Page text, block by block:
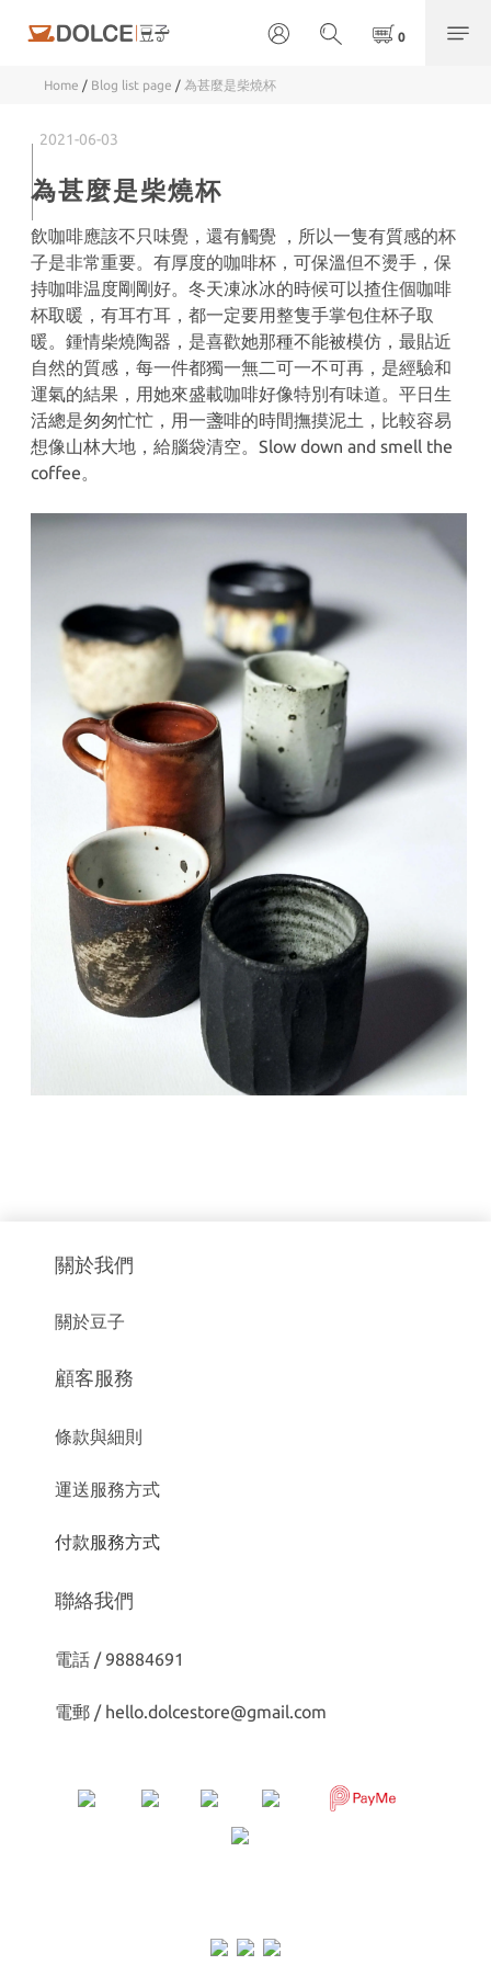
Home / Blog list page / 為甚麼是柴燒杯
2021-06-03
為甚麼是柴燒杯
飲咖啡應該不只味覺，還有觸覺 ，所以一隻有質感的杯
子是非常重要。有厚度的咖啡杯，可保溫但不燙手，保
持咖啡温度剛剛好。冬天凍冰冰的時候可以揸住個咖啡
杯取暖，有耳冇耳，都一定要用整隻手掌包住杯子取
暖。鍾情柴燒陶器，是喜歡她那種不能被模仿，最貼近
自然的質感，每一件都獨一無二可一不可再，是經驗和
運氣的結果，用她來盛載咖啡好像特別有味道。平日生
活總是匆匆忙忙，用一盞啡的時間撫摸泥土，比較容易
想像山林大地，給腦袋清空。Slow down and smell the
coffee。
關於我們
關於豆子
顧客服務
條款與細則
運送服務方式
付款服務方式
聯絡我們
電話 / 98884691
電郵 /hello.dolcestore@gmail.com